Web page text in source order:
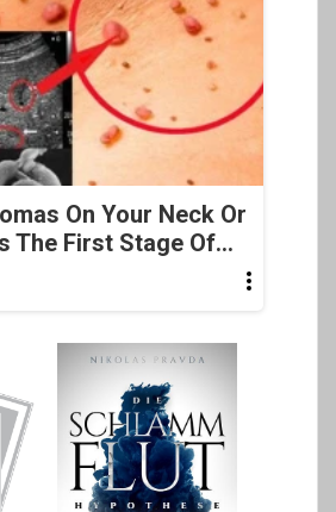
On Your Neck Or
The First Stage Of...